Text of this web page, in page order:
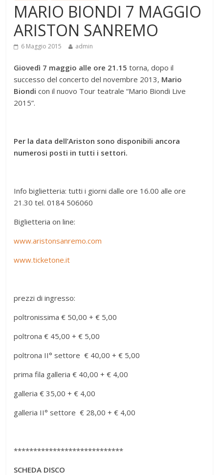
MARIO BIONDI 7 MAGGIO
ARISTON SANREMO
6 Maggio 2015 admin
Giovedì 7 maggio alle ore 21.15 torna, dopo il
successo del concerto del novembre 2013, Mario
Biondi con il nuovo Tour teatrale “Mario Biondi Live
2015”.
Per la data dell’Ariston sono disponibili ancora
numerosi posti in tutti i settori.
Info biglietteria: tutti i giorni dalle ore 16.00 alle ore
21.30 tel. 0184 506060
Biglietteria on line:
www.aristonsanremo.com
www.ticketone.it
prezzi di ingresso:
poltronissima € 50,00 + € 5,00
poltrona € 45,00 + € 5,00
poltrona II° settore € 40,00 + € 5,00
prima fila galleria € 40,00 + € 4,00
galleria € 35,00 + € 4,00
galleria II° settore € 28,00 + € 4,00
****************************
SCHEDA DISCO